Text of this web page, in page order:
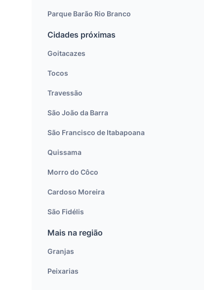
Parque Barão Rio Branco
Cidades próximas
Goitacazes
Tocos
Travessão
São João da Barra
São Francisco de Itabapoana
Quissama
Morro do Côco
Cardoso Moreira
São Fidélis
Mais na região
Granjas
Peixarias